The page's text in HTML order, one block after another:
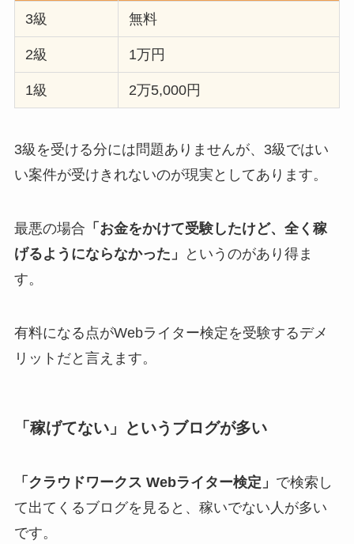
3級 無料
2級 1万円
1級 2万5,000円
3級を受ける分には問題ありませんが、3級ではい
い案件が受けきれないのが現実としてあります。
最悪の場合 「お金をかけて受験したけど、全く稼
げるようにならなかった」
というのがあり得ま
す。
有料になる点がWebライター検定を受験するデメ
リットだと言えます。
「稼げてない」というブログが多い
「クラウドワークス Webライター検定」 で検索し
て出てくるブログを見ると、稼いでない人が多い
です。